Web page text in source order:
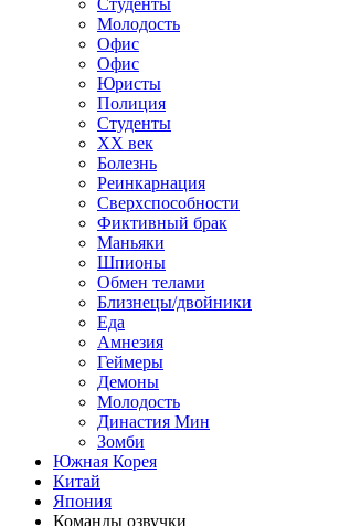
Студенты
Молодость
Офис
Офис
Юристы
Полиция
Студенты
ХХ век
Болезнь
Реинкарнация
Сверхспособности
Фиктивный брак
Маньяки
Шпионы
Обмен телами
Близнецы/двойники
Еда
Амнезия
Геймеры
Демоны
Молодость
Династия Мин
Зомби
Южная Корея
Китай
Япония
Команды озвучки